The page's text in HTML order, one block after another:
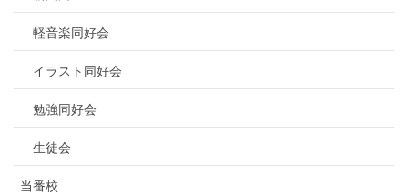
軽音楽同好会
イラスト同好会
勉強同好会
生徒会
当番校